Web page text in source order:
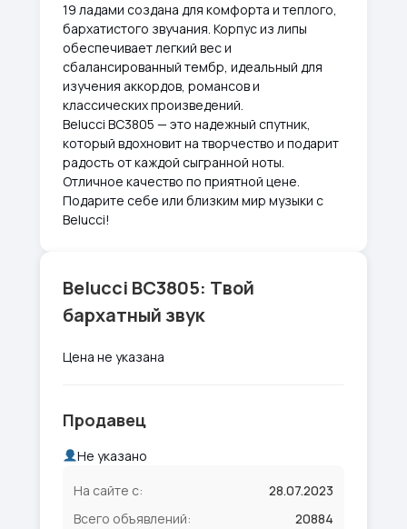
19 ладами создана для комфорта и теплого,
бархатистого звучания. Корпус из липы
обеспечивает легкий вес и
сбалансированный тембр, идеальный для
изучения аккордов, романсов и
классических произведений.
Belucci BC3805 — это надежный спутник,
который вдохновит на творчество и подарит
радость от каждой сыгранной ноты.
Отличное качество по приятной цене.
Подарите себе или близким мир музыки с
Belucci!
Belucci BC3805: Твой
бархатный звук
Цена не указана
Продавец
Не указано
На сайте с:
28.07.2023
Всего объявлений:
20884